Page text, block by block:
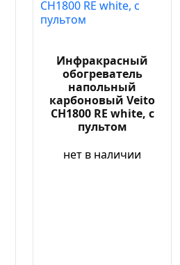
Инфракрасный
обогреватель
напольный
карбоновый Veito
CH1800 RE white, с
пультом
нет в наличии